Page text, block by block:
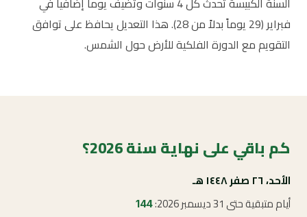
فبراير (29 يوماً بدلاً من 28). هذا التعديل يحافظ على توافق
التقويم مع الدورة الفلكية للأرض حول الشمس.
كم باقي على نهاية سنة 2026؟
الأحد، ٢٦ صفر ١٤٤٨ هـ
أيام متبقية حتى 31 ديسمبر 2026:
144